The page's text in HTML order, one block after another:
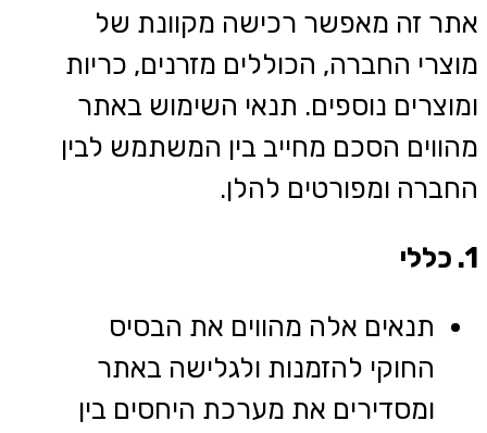
אתר זה מאפשר רכישה מקוונת של
מוצרי החברה, הכוללים מזרנים, כריות
ומוצרים נוספים. תנאי השימוש באתר
מהווים הסכם מחייב בין המשתמש לבין
החברה ומפורטים להלן.
1. כללי
תנאים אלה מהווים את הבסיס
החוקי להזמנות ולגלישה באתר
ומסדירים את מערכת היחסים בין